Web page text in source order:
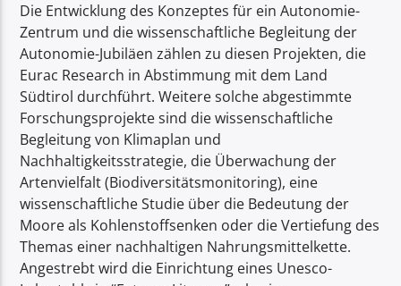
Die Entwicklung des Konzeptes für ein Autonomie-
Zentrum und die wissenschaftliche Begleitung der
Autonomie-Jubiläen zählen zu diesen Projekten, die
Eurac Research in Abstimmung mit dem Land
Südtirol durchführt. Weitere solche abgestimmte
Forschungsprojekte sind die wissenschaftliche
Begleitung von Klimaplan und
Nachhaltigkeitsstrategie, die Überwachung der
Artenvielfalt (Biodiversitätsmonitoring), eine
wissenschaftliche Studie über die Bedeutung der
Moore als Kohlenstoffsenken oder die Vertiefung des
Themas einer nachhaltigen Nahrungsmittelkette.
Angestrebt wird die Einrichtung eines Unesco-